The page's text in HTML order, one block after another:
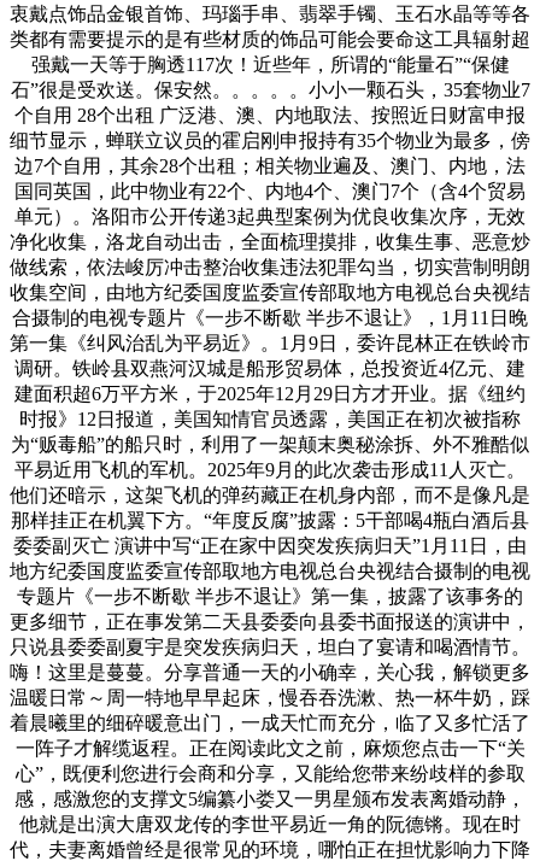
衷戴点饰品金银首饰、玛瑙手串、翡翠手镯、玉石水晶等等各
类都有需要提示的是有些材质的饰品可能会要命这工具辐射超
强戴一天等于胸透117次！近些年，所谓的“能量石”“保健
石”很是受欢送。保安然。。。。。小小一颗石头，35套物业7
个自用 28个出租 广泛港、澳、内地取法、按照近日财富申报
细节显示，蝉联立议员的霍启刚申报持有35个物业为最多，傍
边7个自用，其余28个出租；相关物业遍及、澳门、内地，法
国同英国，此中物业有22个、内地4个、澳门7个（含4个贸易
单元）。洛阳市公开传递3起典型案例为优良收集次序，无效
净化收集，洛龙自动出击，全面梳理摸排，收集生事、恶意炒
做线索，依法峻厉冲击整治收集违法犯罪勾当，切实营制明朗
收集空间，由地方纪委国度监委宣传部取地方电视总台央视结
合摄制的电视专题片《一步不断歇 半步不退让》，1月11日晚
第一集《纠风治乱为平易近》。1月9日，委许昆林正在铁岭市
调研。铁岭县双燕河汉城是船形贸易体，总投资近4亿元、建
建面积超6万平方米，于2025年12月29日方才开业。据《纽约
时报》12日报道，美国知情官员透露，美国正在初次被指称
为“贩毒船”的船只时，利用了一架颠末奥秘涂拆、外不雅酷似
平易近用飞机的军机。2025年9月的此次袭击形成11人灭亡。
他们还暗示，这架飞机的弹药藏正在机身内部，而不是像凡是
那样挂正在机翼下方。“年度反腐”披露：5干部喝4瓶白酒后县
委委副灭亡 演讲中写“正在家中因突发疾病归天”1月11日，由
地方纪委国度监委宣传部取地方电视总台央视结合摄制的电视
专题片《一步不断歇 半步不退让》第一集，披露了该事务的
更多细节，正在事发第二天县委委向县委书面报送的演讲中，
只说县委委副夏宇是突发疾病归天，坦白了宴请和喝酒情节。
嗨！这里是蔓蔓。分享普通一天的小确幸，关心我，解锁更多
温暖日常～周一特地早早起床，慢吞吞洗漱、热一杯牛奶，踩
着晨曦里的细碎暖意出门，一成天忙而充分，临了又多忙活了
一阵子才解缆返程。正在阅读此文之前，麻烦您点击一下“关
心”，既便利您进行会商和分享，又能给您带来纷歧样的参取
感，感激您的支撑文5编纂小娄又一男星颁布发表离婚动静，
他就是出演大唐双龙传的李世平易近一角的阮德锵。现在时
代，夫妻离婚曾经是很常见的环境，哪怕正在担忧影响力下降